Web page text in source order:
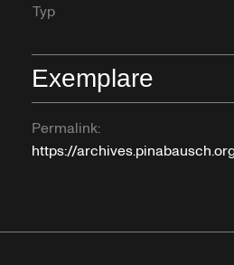
Typ
Exemplare
Permalink:
https://